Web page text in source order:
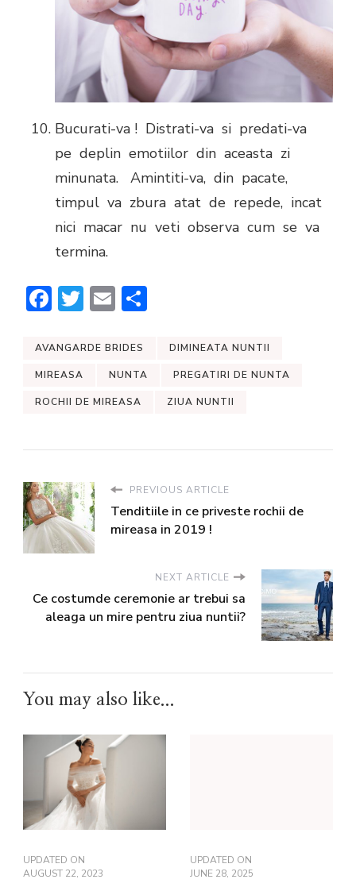
Bucurati-va ! Distrati-va si predati-va
pe deplin emotiilor din aceasta zi
minunata. Amintiti-va, din pacate,
timpul va zbura atat de repede, incat
nici macar nu veti observa cum se va
termina.
Facebook
Twitter
Email
AVANGARDE BRIDES DIMINEATA NUNTII
MIREASA NUNTA PREGATIRI DE NUNTA
ROCHII DE MIREASA ZIUA NUNTII
PREVIOUS ARTICLE
Tenditiile in ce priveste rochii de
mireasa in 2019 !
NEXT ARTICLE
Ce costumde ceremonie ar trebui sa
aleaga un mire pentru ziua nuntii?
You may also like...
UPDATED ON
AUGUST 22, 2023
UPDATED ON
JUNE 28, 2025